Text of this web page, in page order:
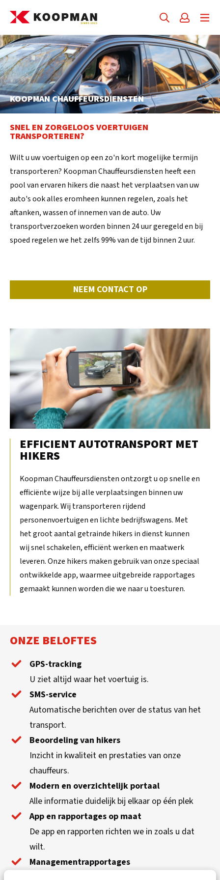
KOOPMAN CHAUFFEURSDIENSTEN
SNEL EN ZORGELOOS VOERTUIGEN
TRANSPORTEREN?
Wilt u uw voertuigen op een zo'n kort mogelijke termijn
transporteren? Koopman Chauffeursdiensten heeft een
pool van ervaren hikers die naast het verplaatsen van uw
auto's ook alles eromheen kunnen regelen, zoals het
aftanken, wassen of innemen van de auto. Uw
transportverzoeken worden binnen 24 uur geregeld en bij
spoed regelen we het zelfs 99% van de tijd binnen 2 uur.
NEEM CONTACT OP
EFFICIENT AUTOTRANSPORT MET
HIKERS
Koopman Chauffeursdiensten ontzorgt u op snelle en
efficiënte wijze bij alle verplaatsingen binnen uw
wagenpark. Wij transporteren rijdend
personenvoertuigen en lichte bedrijfswagens. Met
het groot aantal getrainde hikers in dienst kunnen
wij snel schakelen, efficiënt werken en maatwerk
leveren. Onze hikers maken gebruik van onze speciaal
ontwikkelde app, waarmee uitgebreide rapportages
gemaakt kunnen worden die we naar u toesturen.
ONZE BELOFTES
GPS-tracking
U ziet altijd waar het voertuig is.
SMS-service
Automatische berichten over de status van het
transport.
Beoordeling van hikers
Inzicht in kwaliteit en prestaties van onze
chauffeurs.
Modern en overzichtelijk portaal
Alle informatie duidelijk bij elkaar op één plek
App en rapportages op maat
De app en rapporten richten we in zoals u dat
wilt.
Managementrapportages